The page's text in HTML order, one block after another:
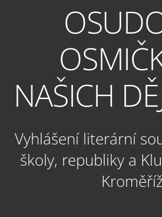
NAŠICH
Vyhlášení literární
školy, republiky a
Kroměříž